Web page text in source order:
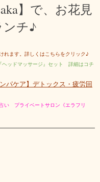
】で、お花見
ンチ♪
れます。詳しくはこちらをクリック♪
ヘッドマッサージ』セット 詳細はコチ
パケア】デトックス・疲労回
い プライベートサロン 《エラフリ